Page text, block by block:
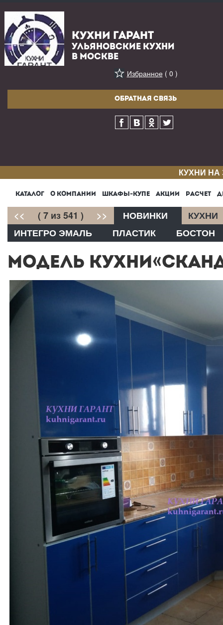
КУХНИ ГАРАНТ
УЛЬЯНОВСКИЕ КУХНИ
В МОСКВЕ
Избранное( 0 )
ОБРАТНАЯ СВЯЗЬ
КУХНИ
КАТАЛОГ О КОМПАНИИ ШКАФЫ-КУПЕ АКЦИИ РАСЧЕТ
<< ( 7 из 541 ) >> НОВИНКИ
КУХНИ
ИНТЕГРО ЭМАЛЬ
ПЛАСТИК БОСТОН
МОДЕЛЬ